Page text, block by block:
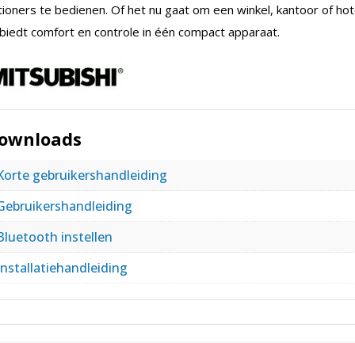
te bedienen. Of het nu gaat om een winkel, kantoor of
biedt comfort en controle in één compact apparaat.
gebruikershandleiding
instellen